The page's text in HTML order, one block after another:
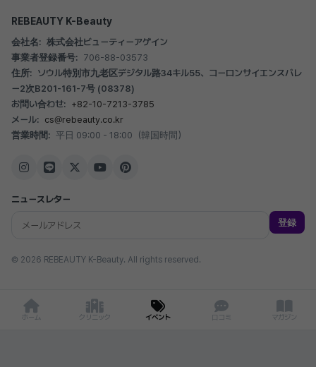
REBEAUTY K-Beauty
会社名: 株式会社ビューティーアゲイン
事業者登録番号: 706-88-03573
住所: ソウル特別市九老区デジタル路34キル55、コーロンサイエンスバレ
ー2次B201-161-7号 (08378)
お問い合わせ: +82-10-7213-3785
メール: cs@rebeauty.co.kr
営業時間: 平日 09:00 - 18:00（韓国時間）
ニュースレター
登録
© 2026 REBEAUTY K-Beauty. All rights reserved.
ホーム クリニック イベント 口コミ マガジン